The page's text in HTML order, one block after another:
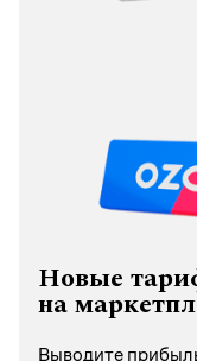
Новые
на
Выводите